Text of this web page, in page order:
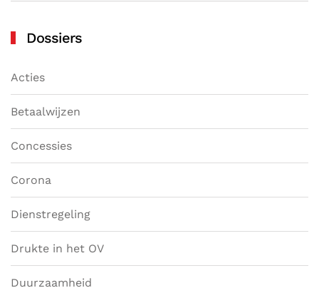
Dossiers
Acties
Betaalwijzen
Concessies
Corona
Dienstregeling
Drukte in het OV
Duurzaamheid